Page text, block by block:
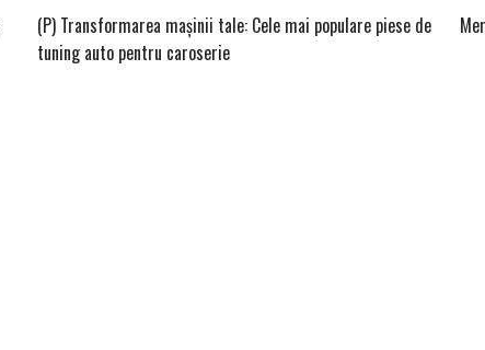
(P) Transformarea mașinii tale: Cele mai populare piese de
tuning auto pentru caroserie